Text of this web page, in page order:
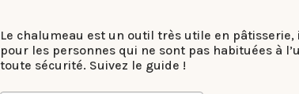
Le chalumeau est un outil très utile en
pour les personnes qui ne sont pas habituées à
toute sécurité. Suivez le guide !